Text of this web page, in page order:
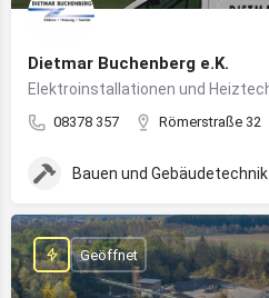
Dietmar Buchenberg e.K.
08378 357 Römerstraße 32
Bauen und Gebäudetechnik
Geöffnet